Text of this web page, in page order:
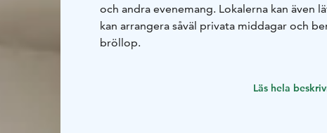
och andra evenemang. Lokalerna kan även
kan arrangera såväl privata middagar och
bröllop.
Läs hela